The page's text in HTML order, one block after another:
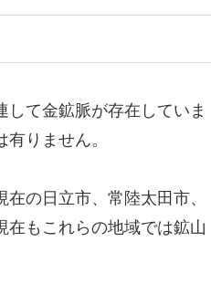
て金鉱脈が存在していま
りません。
の日立市、常陸太田市、
在もこれらの地域では鉱山